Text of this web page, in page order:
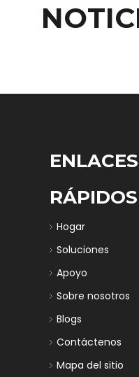
ENLACES
RÁPIDOS
Hogar
Soluciones
Apoyo
Sobre nosotros
Blogs
Contáctenos
Mapa del sitio